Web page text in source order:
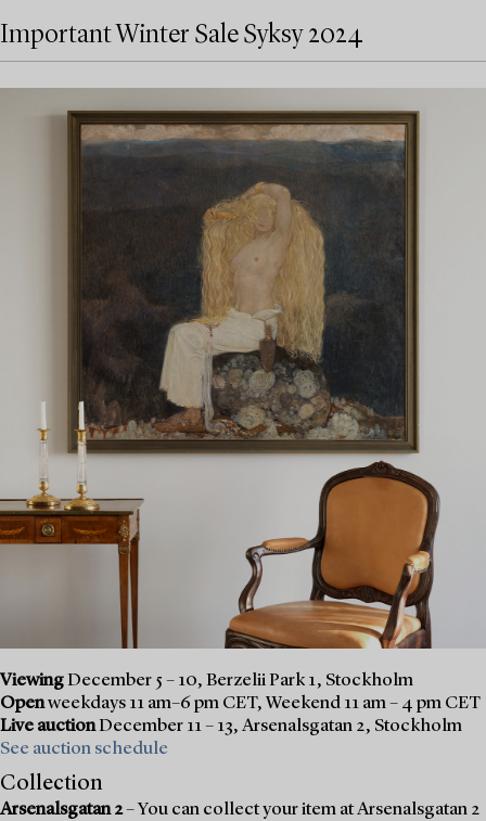
Important Winter Sale Syksy 2024
ViewingDecember 5 – 10, Berzelii Park 1, Stockholm
Openweekdays 11 am–6 pm CET, Weekend 11 am – 4 pm CET
Live auctionDecember 11 – 13, Arsenalsgatan 2, Stockholm
See auction schedule
Collection
Arsenalsgatan 2– You can collect your item at Arsenalsgatan 2